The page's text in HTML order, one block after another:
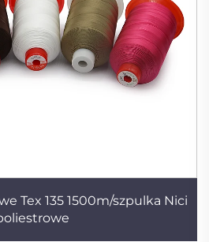
Tex 135 1500m/szpulka Nici